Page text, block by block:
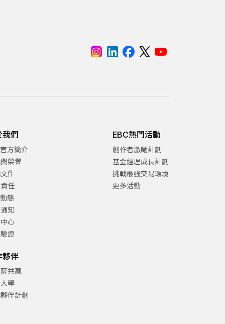
我們
方簡介
榮譽
件
任
態
知
心
證
夥伴
共贏
學
伴計劃
EBC熱門活動
創作者激勵計劃
基金經理成長計劃
挑戰最強交易環境
更多活動